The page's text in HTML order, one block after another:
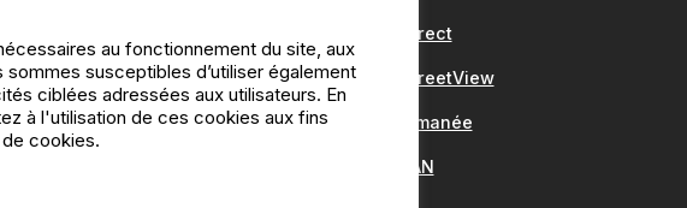
CampingDirect
CampingStreetView
Groupe Romanée
Antilope VAN
au fonctionnement du site, aux
susceptibles d’utiliser également
ciblées adressées aux utilisateurs. En
à l'utilisation de ces cookies aux fins
cookies.